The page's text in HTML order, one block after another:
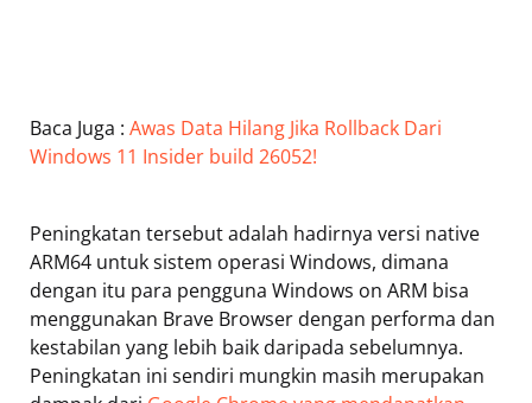
Baca Juga : Awas Data Hilang Jika Rollback Dari
Windows 11 Insider build 26052!
Peningkatan tersebut adalah hadirnya versi native
ARM64 untuk sistem operasi Windows, dimana
dengan itu para pengguna Windows on ARM bisa
menggunakan Brave Browser dengan performa dan
kestabilan yang lebih baik daripada sebelumnya.
Peningkatan ini sendiri mungkin masih merupakan